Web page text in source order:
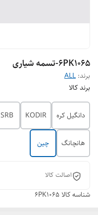
6PK1065-تسمه شیاری
برند: ALL
برند کالا
دانگیل کره KODIR
SRB
هانچانگ چین
اصالت کالا
شناسه کالا 6PK1065